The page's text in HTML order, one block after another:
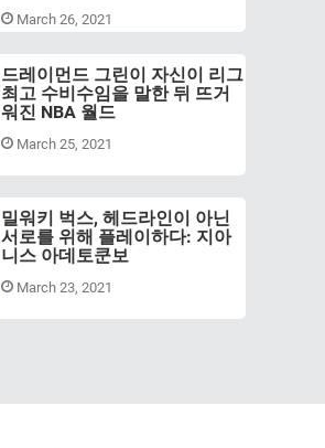
March 26, 2021
드레이먼드 그린이 자신이 리그
최고 수비수임을 말한 뒤 뜨거
워진 NBA 월드
March 25, 2021
밀워키 벅스, 헤드라인이 아닌
서로를 위해 플레이하다: 지아
니스 아데토쿤보
March 23, 2021